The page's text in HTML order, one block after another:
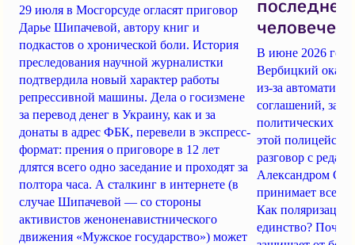
29 июля в Мосгорсуде огласят приговор
Дарье Шипачевой, автору книг и
подкастов о хронической боли. История
преследования научной журналистки
подтвердила новый характер работы
репрессивной машины. Дела о госизмене
за перевод денег в Украину, как и за
донаты в адрес ФБК, перевели в экспресс-
формат: прения о приговоре в 12 лет
длятся всего одно заседание и проходят за
полтора часа. А сталкинг в интернете (в
случае Шипачевой — со стороны
активистов женоненавистнического
движения «Мужское государство») может
В июне 2026
Вербицкий
из-за
соглашений,
политических
этой
разговор с
Александром
принимает все
Как поляризация
единство?